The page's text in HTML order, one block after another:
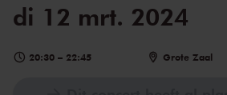
di 12 mrt. 2024
20:30 – 22:45 Grote Zaal